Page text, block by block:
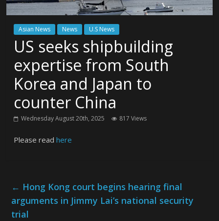
Asian News News U.S News
US seeks shipbuilding
expertise from South
Korea and Japan to
counter China
Wednesday August 20th, 2025 817 Views
Please readhere
← Hong Kong court begins hearing final
arguments in Jimmy Lai’s national security
trial